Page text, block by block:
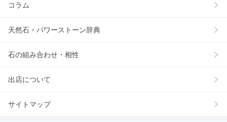
コラム
天然石・パワーストーン辞典
石の組み合わせ・相性
出店について
サイトマップ